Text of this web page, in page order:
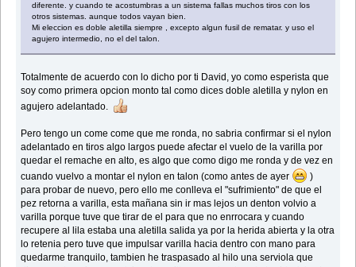
diferente. y cuando te acostumbras a un sistema fallas muchos tiros con los
otros sistemas. aunque todos vayan bien.
Mi eleccion es doble aletilla siempre , excepto algun fusil de rematar. y uso el
agujero intermedio, no el del talon.
Totalmente de acuerdo con lo dicho por ti David, yo como esperista que
soy como primera opcion monto tal como dices doble aletilla y nylon en
agujero adelantado.
Pero tengo un come come que me ronda, no sabria confirmar si el nylon
adelantado en tiros algo largos puede afectar el vuelo de la varilla por
quedar el remache en alto, es algo que como digo me ronda y de vez en
cuando vuelvo a montar el nylon en talon (como antes de ayer
)
para probar de nuevo, pero ello me conlleva el "sufrimiento" de que el
pez retorna a varilla, esta mañana sin ir mas lejos un denton volvio a
varilla porque tuve que tirar de el para que no enrrocara y cuando
recupere al lila estaba una aletilla salida ya por la herida abierta y la otra
lo retenia pero tuve que impulsar varilla hacia dentro con mano para
quedarme tranquilo, tambien he traspasado al hilo una serviola que